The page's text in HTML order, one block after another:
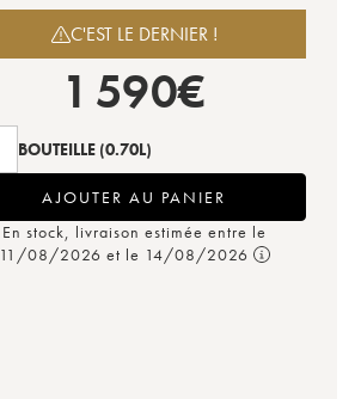
C'EST LE DERNIER !
1 590€
BOUTEILLE (0.70L)
AJOUTER AU PANIER
En stock, livraison estimée entre le
11/08/2026 et le 14/08/2026